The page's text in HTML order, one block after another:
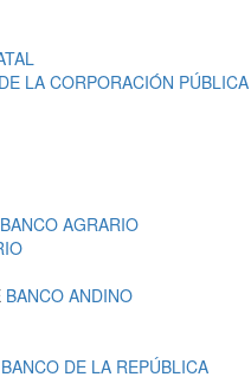
LA CORPORACIÓN PÚBLICA
BANCO AGRARIO
BANCO ANDINO
BANCO DE LA REPÚBLICA